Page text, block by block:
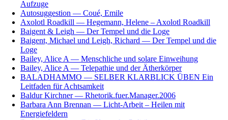
Aufzuge
Autosuggestion — Coué, Emile
Axolotl Roadkill — Hegemann, Helene – Axolotl Roadkill
Baigent & Leigh — Der Tempel und die Loge
Baigent, Michael und Leigh, Richard — Der Tempel und die
Loge
Bailey, Alice A — Menschliche und solare Einweihung
Bailey, Alice A — Telepathie und der Ätherkörper
BALADHAMMO — SELBER KLARBLICK ÜBEN Ein
Leitfaden für Achtsamkeit
Baldur Kirchner — Rhetorik.fuer.Manager.2006
Barbara Ann Brennan — Licht-Arbeit – Heilen mit
Energiefeldern